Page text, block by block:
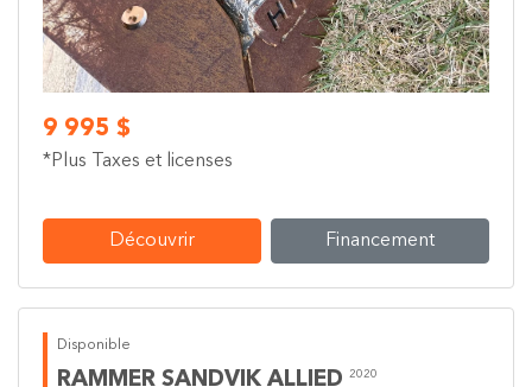
9 995 $
*Plus Taxes et licenses
Découvrir Financement
Disponible
RAMMER SANDVIK ALLIED 2020